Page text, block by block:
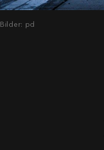
Bilder: pd